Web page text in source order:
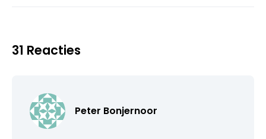
31 Reacties
Peter Bonjernoor